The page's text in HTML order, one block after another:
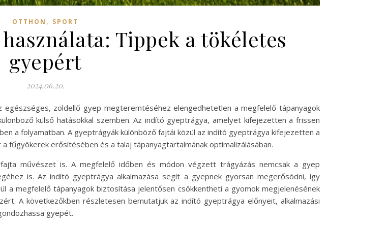
OTTHON , SPORT
Tippek a tökéletes
gyepért
2024.06.20.
zöldellő gyep megteremtéséhez elengedhetetlen a megfelelő tápanyagok
külső hatásokkal szemben. Az indító gyeptrágya, amelyet kifejezetten a frissen
a folyamatban. A gyeptrágyák különböző fajtái közül az indító gyeptrágya kifejezetten a
erősítésében és a talaj tápanyagtartalmának optimalizálásában.
művészet is. A megfelelő időben és módon végzett trágyázás nemcsak a gyep
is. Az indító gyeptrágya alkalmazása segít a gyepnek gyorsan megerősödni, így
a megfelelő tápanyagok biztosítása jelentősen csökkentheti a gyomok megjelenésének
A következőkben részletesen bemutatjuk az indító gyeptrágya előnyeit, alkalmazási
gyepét.